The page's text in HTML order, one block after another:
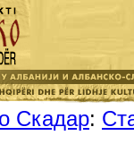
Скадар: